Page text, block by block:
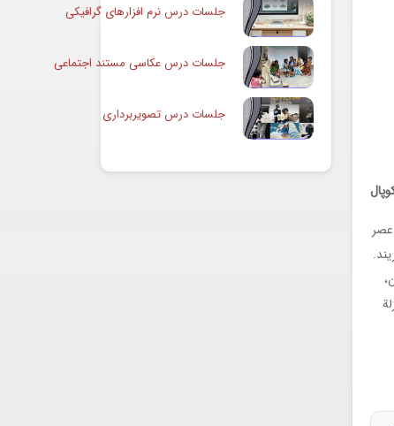
جلسات درس نرم افزارهای گرافیکی
جلسات درس عکاسی مستند اجتماعی
جلسات درس تصویربرداری